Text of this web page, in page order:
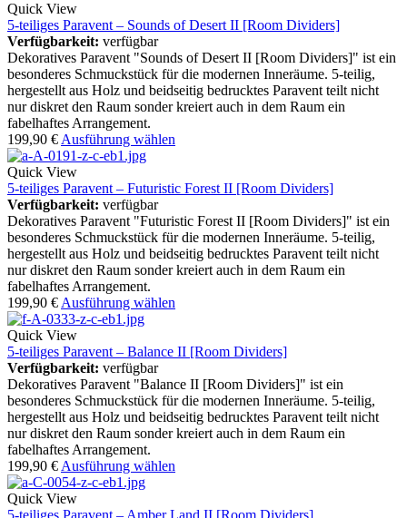
Quick View
5-teiliges Paravent – Sounds of Desert II [Room Dividers]
Verfügbarkeit: verfügbar
Dekoratives Paravent "Sounds of Desert II [Room Dividers]" ist ein
besonderes Schmuckstück für die modernen Inneräume. 5-teilig,
hergestellt aus Holz und beidseitig bedrucktes Paravent teilt nicht
nur diskret den Raum sonder kreiert auch in dem Raum ein
fabelhaftes Arrangement.
199,90 € Ausführung wählen
Quick View
5-teiliges Paravent – Futuristic Forest II [Room Dividers]
Verfügbarkeit: verfügbar
Dekoratives Paravent "Futuristic Forest II [Room Dividers]" ist ein
besonderes Schmuckstück für die modernen Inneräume. 5-teilig,
hergestellt aus Holz und beidseitig bedrucktes Paravent teilt nicht
nur diskret den Raum sonder kreiert auch in dem Raum ein
fabelhaftes Arrangement.
199,90 € Ausführung wählen
Quick View
5-teiliges Paravent – Balance II [Room Dividers]
Verfügbarkeit: verfügbar
Dekoratives Paravent "Balance II [Room Dividers]" ist ein
besonderes Schmuckstück für die modernen Inneräume. 5-teilig,
hergestellt aus Holz und beidseitig bedrucktes Paravent teilt nicht
nur diskret den Raum sonder kreiert auch in dem Raum ein
fabelhaftes Arrangement.
199,90 € Ausführung wählen
Quick View